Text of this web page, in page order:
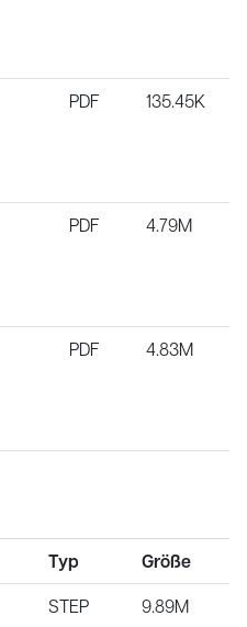
PDF 135.45K
PDF 4.79M
PDF 4.83M
Typ Größe
STEP 9.89M